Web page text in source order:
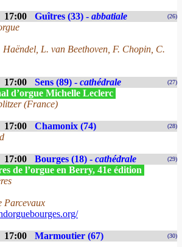
17:00 Guîtres (33) - abbatiale (26)
Haëndel, L. van Beethoven, F. Chopin, C.
17:00 Sens (89) - cathédrale (27)
d’orgue Michelle Leclerc
(France)
17:00 Chamonix (74) (28)
17:00 Bourges (18) - cathédrale (29)
de l’orgue en Berry, 41e édition
Parcevaux
17:00 Marmoutier (67) (30)